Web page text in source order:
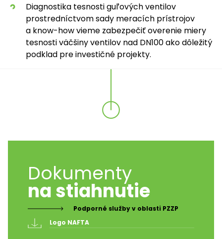
Diagnostika tesnosti guľových ventilov
prostredníctvom sady meracích prístrojov
a know-how vieme zabezpečiť overenie miery
tesnosti väčšiny ventilov nad DN100 ako dôležitý
podklad pre investičné projekty.
Dokumenty
na stiahnutie
Podporné služby v oblasti PZZP
Logo NAFTA